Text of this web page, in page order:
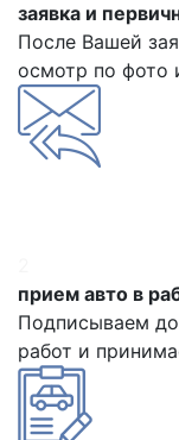
заявка и
После Вашей
осмотр по фото
прием авто в
Подписываем
работ и